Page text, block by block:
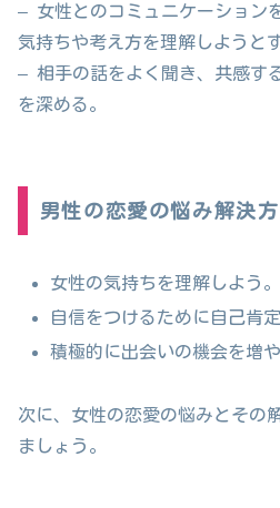
– 女性とのコミュニケーション
気持ちや考え方を理解しようとす
– 相手の話をよく聞き、共感す
を深める。
男性の恋愛の悩み解決
女性の気持ちを理解しよう。
自信をつけるために自己肯
積極的に出会いの機会を増や
次に、女性の恋愛の悩みとその
ましょう。